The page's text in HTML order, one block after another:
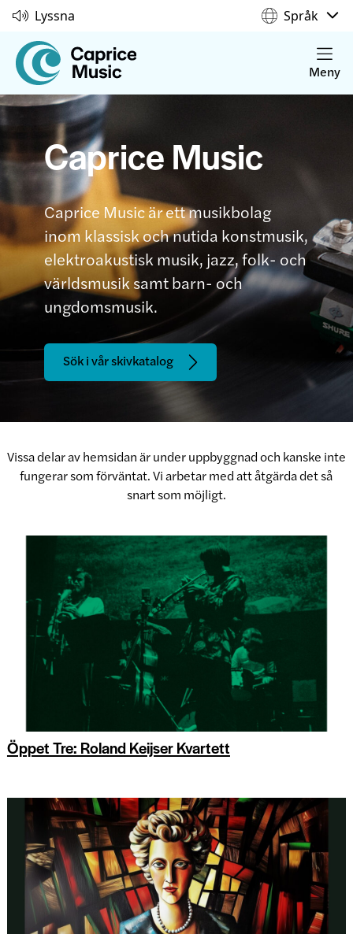
Lyssna Språk
Meny
Caprice Music
Caprice Music är ett musikbolag
inom klassisk och nutida konstmusik,
elektroakustisk musik, jazz, folk- och
världsmusik samt barn- och
ungdomsmusik.
Sök i vår skivkatalog
Vissa delar av hemsidan är under uppbyggnad och kanske inte
fungerar som förväntat. Vi arbetar med att åtgärda det så
snart som möjligt.
Öppet Tre: Roland Keijser Kvartett